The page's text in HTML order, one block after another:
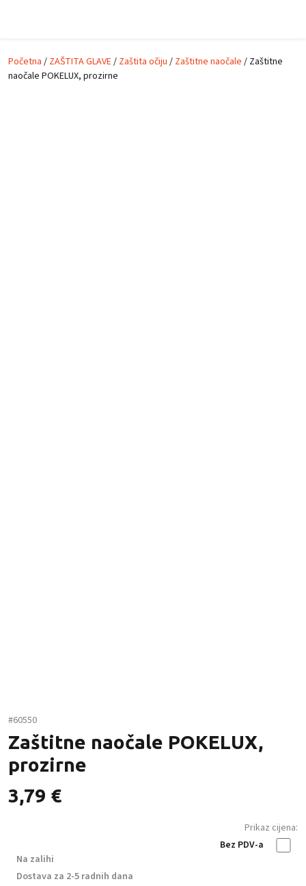
Početna / ZAŠTITA GLAVE/ Zaštita očiju / Zaštitne naočale / Zaštitne
naočale POKELUX, prozirne
#60550
Zaštitne naočale POKELUX,
prozirne
3,79 €
Prikaz cijena:
Bez PDV-a
Na zalihi
Dostava za 2-5 radnih dana